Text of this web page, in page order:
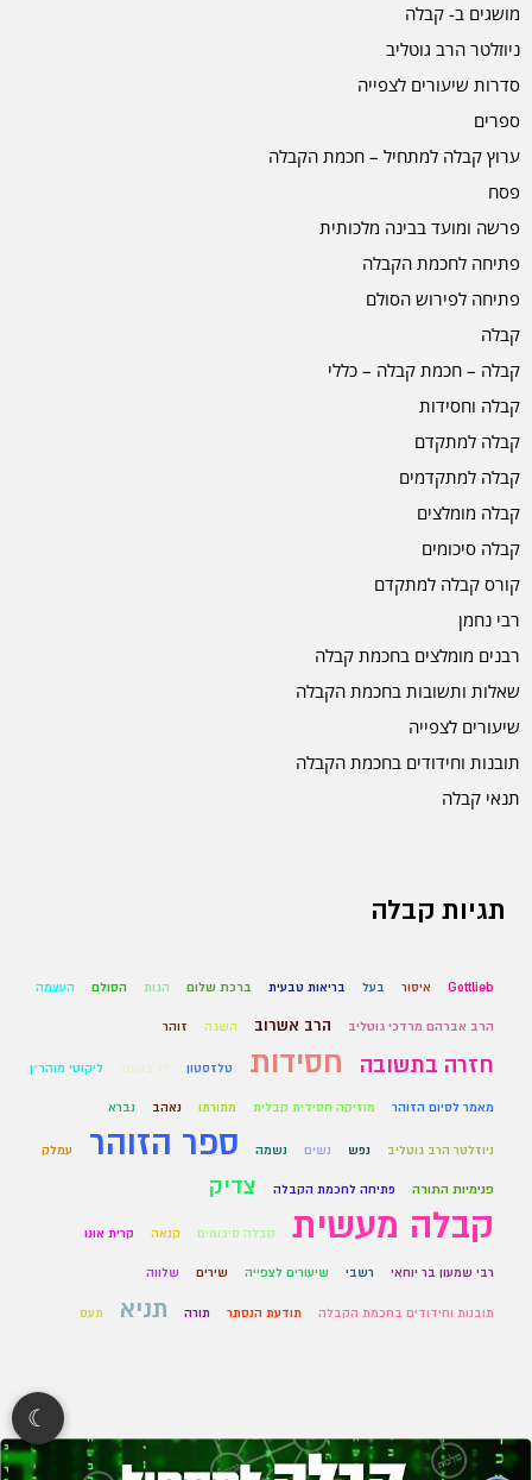
מושגים ב- קבלה
ניוזלטר הרב גוטליב
סדרות שיעורים לצפייה
ספרים
ערוץ קבלה למתחיל – חכמת הקבלה
פסח
פרשה ומועד בבינה מלכותית
פתיחה לחכמת הקבלה
פתיחה לפירוש הסולם
קבלה
קבלה – חכמת קבלה – כללי
קבלה וחסידות
קבלה למתקדם
קבלה למתקדמים
קבלה מומלצים
קבלה סיכומים
קורס קבלה למתקדם
רבי נחמן
רבנים מומלצים בחכמת קבלה
שאלות ותשובות בחכמת הקבלה
שיעורים לצפייה
תובנות וחידודים בחכמת הקבלה
תנאי קבלה
תגיות קבלה
Gottlieb איסור בעל בריאות טבעית ברכת שלום הגות הסולם העצמה
הרב אברהם מרדכי גוטליב הרב אשרוב השגה זוהר
חזרה בתשובה חסידות טלזסטון לג בעומר ליקוטי מוהר״ן
מאמר לסיום הזוהר מוזיקה חסידית קבלית מתורתו נאהב נברא
ניוזלטר הרב גוטליב נפש נשים נשמה ספר הזוהר עמלק
פנימיות התורה פתיחה לחכמת הקבלה צדיק
קבלה מעשית קבלה סיכומים קנאה קרית אונו
רבי שמעון בר יוחאי רשבי שיעורים לצפייה שירים שלווה
תובנות וחידודים בחכמת הקבלה תודעת הנסתר תורה תניא תעס
☾